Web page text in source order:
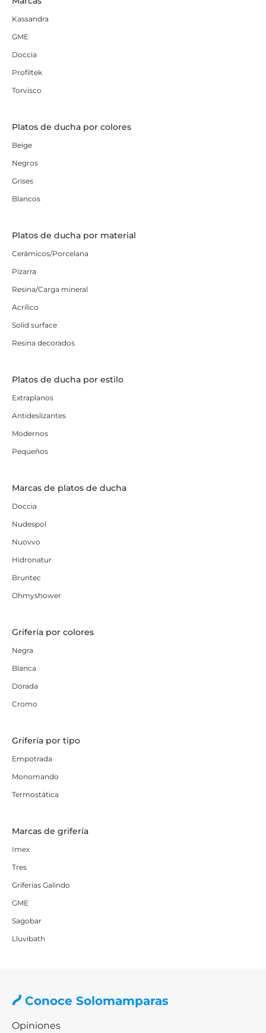
Kassandra
GME
Doccia
Profiltek
Torvisco
Platos de ducha por colores
Beige
Negros
Grises
Blancos
Platos de ducha por material
Cerámicos/Porcelana
Pizarra
Resina/Carga mineral
Acrílico
Solid surface
Resina decorados
Platos de ducha por estilo
Extraplanos
Antideslizantes
Modernos
Pequeños
Marcas de platos de ducha
Doccia
Nudespol
Nuovvo
Hidronatur
Bruntec
Ohmyshower
Grifería por colores
Negra
Blanca
Dorada
Cromo
Grifería por tipo
Empotrada
Monomando
Termostática
Marcas de grifería
Imex
Tres
Griferías Galindo
GME
Sagobar
Lluvibath
Conoce Solomamparas
Opiniones